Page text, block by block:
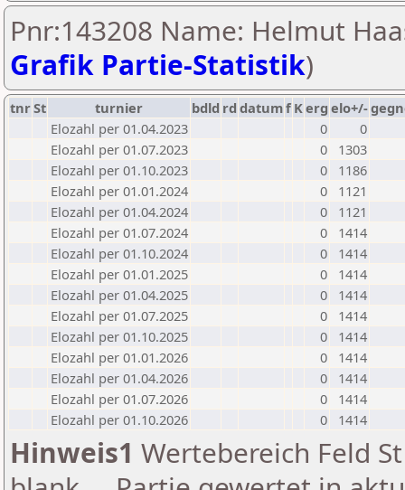
Pnr:143208 Name: Helmut
Grafik Partie-Statistik)
tnrSt turnier bdld rd datumf Kerg elo+/-
Elozahl per 01.04.2023
0
0
Elozahl per 01.07.2023
0
1303
Elozahl per 01.10.2023
0
1186
Elozahl per 01.01.2024
0
1121
Elozahl per 01.04.2024
0
1121
Elozahl per 01.07.2024
0
1414
Elozahl per 01.10.2024
0
1414
Elozahl per 01.01.2025
0
1414
Elozahl per 01.04.2025
0
1414
Elozahl per 01.07.2025
0
1414
Elozahl per 01.10.2025
0
1414
Elozahl per 01.01.2026
0
1414
Elozahl per 01.04.2026
0
1414
Elozahl per 01.07.2026
0
1414
Elozahl per 01.10.2026
0 1414
Hinweis1 Wertebereich Feld